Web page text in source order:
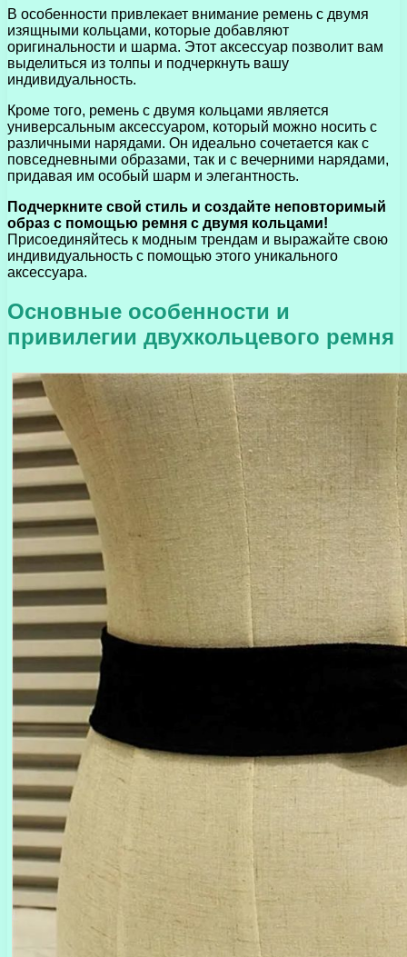
В особенности привлекает внимание ремень с двумя
изящными кольцами, которые добавляют
оригинальности и шарма. Этот аксессуар позволит вам
выделиться из толпы и подчеркнуть вашу
индивидуальность.
Кроме того, ремень с двумя кольцами является
универсальным аксессуаром, который можно носить с
различными нарядами. Он идеально сочетается как с
повседневными образами, так и с вечерними нарядами,
придавая им особый шарм и элегантность.
Подчеркните свой стиль и создайте неповторимый
образ с помощью ремня с двумя кольцами!
Присоединяйтесь к модным трендам и выражайте свою
индивидуальность с помощью этого уникального
аксессуара.
Основные особенности и
привилегии двухкольцевого ремня